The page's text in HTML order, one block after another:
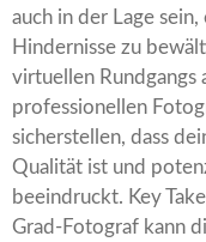
auch in der Lage
Hindernisse zu
virtuellen Rundgangs
professionellen
sicherstellen, dass
Qualität ist und
beeindruckt. Key
Grad-Fotograf kann